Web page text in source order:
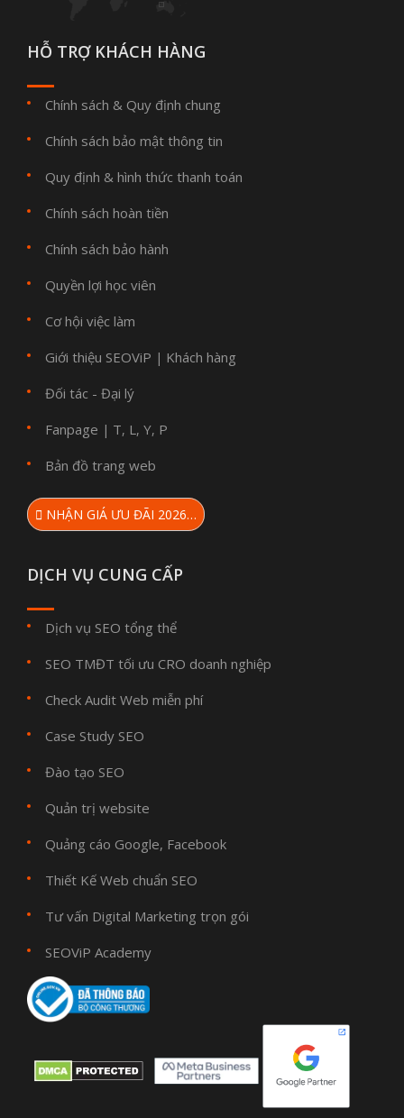
HỖ TRỢ KHÁCH HÀNG
Chính sách & Quy định chung
Chính sách bảo mật thông tin
Quy định & hình thức thanh toán
Chính sách hoàn tiền
Chính sách bảo hành
Quyền lợi học viên
Cơ hội việc làm
Giới thiệu SEOViP | Khách hàng
Đối tác - Đại lý
Fanpage | T, L , Y, P
Bản đồ trang web
NHẬN GIÁ ƯU ĐÃI 2026…
DỊCH VỤ CUNG CẤP
Dịch vụ SEO tổng thể
SEO TMĐT tối ưu CRO doanh nghiệp
Check Audit Web miễn phí
Case Study SEO
Đào tạo SEO
Quản trị website
Quảng cáo Google, Facebook
Thiết Kế Web chuẩn SEO
Tư vấn Digital Marketing trọn gói
SEOViP Academy